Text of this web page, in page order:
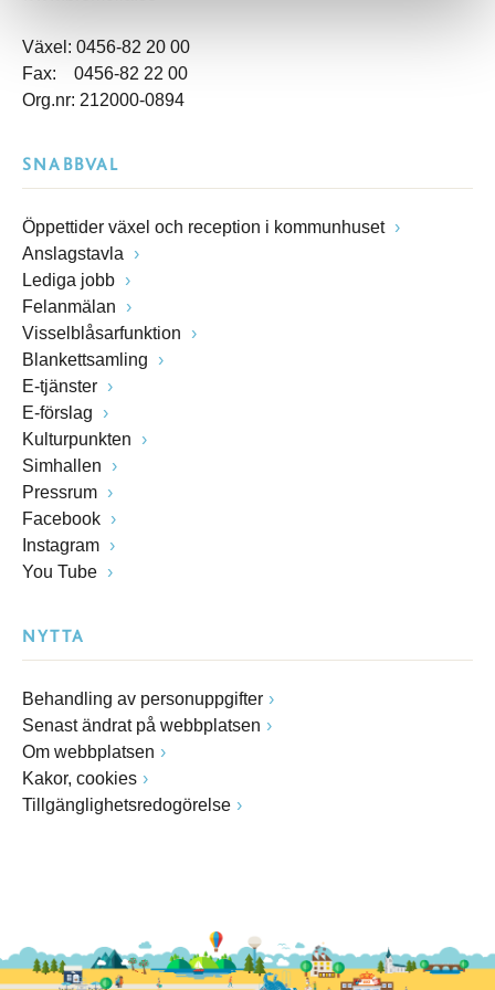
Växel: 0456-82 20 00
Fax: 0456-82 22 00
Org.nr: 212000-0894
SNABBVAL
Öppettider växel och reception i kommunhuset
Anslagstavla
Lediga jobb
Felanmälan
Visselblåsarfunktion
Blankettsamling
E-tjänster
E-förslag
Kulturpunkten
Simhallen
Pressrum
Facebook
Instagram
You Tube
NYTTA
Behandling av personuppgifter
Senast ändrat på webbplatsen
Om webbplatsen
Kakor, cookies
Tillgänglighetsredogörelse